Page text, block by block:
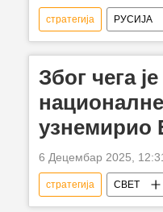
стратегија РУСИЈА
Свет – политика
Због чега
узнемирио
6 Децембар 2025,
стратегија СВЕТ